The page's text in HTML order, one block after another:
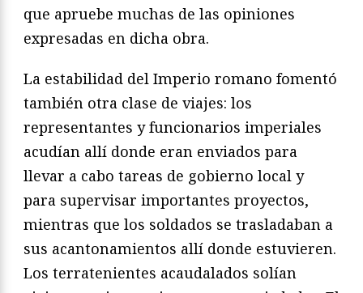
que apruebe muchas de las opiniones
expresadas en dicha obra.
La estabilidad del Imperio romano fomentó
también otra clase de viajes: los
representantes y funcionarios imperiales
acudían allí donde eran enviados para
llevar a cabo tareas de gobierno local y
para supervisar importantes proyectos,
mientras que los soldados se trasladaban a
sus acantonamientos allí donde estuvieren.
Los terratenientes acaudalados solían